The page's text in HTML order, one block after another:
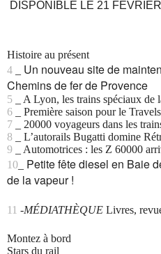
DISPONIBLE LE 21 FEVRIER
Histoire au présent
4
Un nouveau site de
Chemins de fer de Provence
5
_ A Lyon, les trains spéciaux
6
_ Première saison pour le
7
_ 20000 voyageurs dans les
8
_ L’autorails Bugatti domine
9
_ Automotrices : les Z 60000
10
Petite fête diesel en Baie
de la vapeur !
11 -MÉDIATHÈQUE Livres,
Montez à bord
Stars du rail